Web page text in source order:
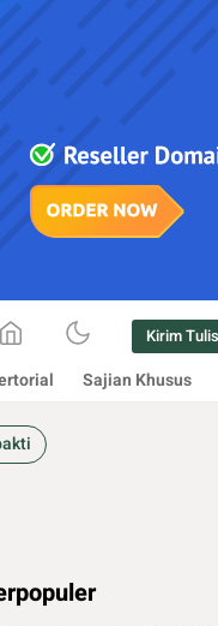
Kirim
Sajian Khusus